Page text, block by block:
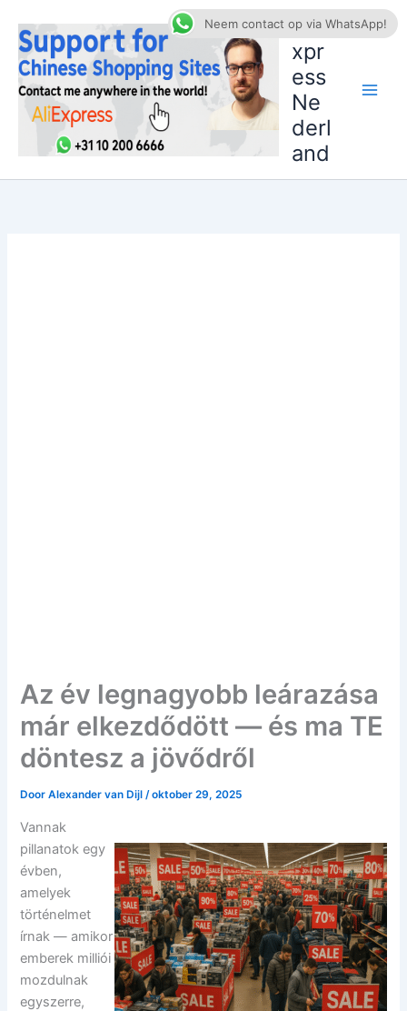
naar
inhoud
AliE
xpr
ess
Ne
derl
and
Az év legnagyobb leárazása
már elkezdődött — és ma TE
döntesz a jövődről
DoorAlexander van Dijl/oktober 29, 2025
Vannak
pillanatok egy
évben,
amelyek
történelmet
írnak — amikor
emberek milliói
mozdulnak
egyszerre,
Neem contact op via WhatsApp!